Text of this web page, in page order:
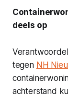
deels op
tegen NH
achterstand